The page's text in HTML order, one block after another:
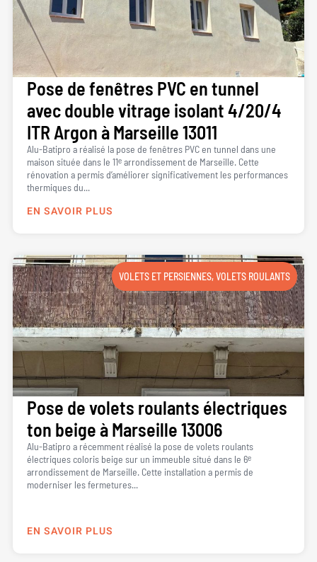
Pose de fenêtres PVC en tunnel
avec double vitrage isolant 4/20/4
ITR Argon à Marseille 13011
Alu-Batipro a réalisé la pose de fenêtres PVC en tunnel dans une
maison située dans le 11ᵉ arrondissement de Marseille. Cette
rénovation a permis d’améliorer significativement les performances
thermiques du...
EN SAVOIR PLUS
VOLETS ET PERSIENNES,VOLETS ROULANTS
Pose de volets roulants électriques
ton beige à Marseille 13006
Alu-Batipro a récemment réalisé la pose de volets roulants
électriques coloris beige sur un immeuble situé dans le 6ᵉ
arrondissement de Marseille. Cette installation a permis de
moderniser les fermetures...
EN SAVOIR PLUS